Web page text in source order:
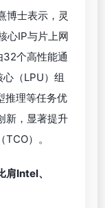
博士表示，灵
心IP与片上网
32个高性能通
（LPU）组
推理等任务优
新，显著提升
）。
肩Intel、